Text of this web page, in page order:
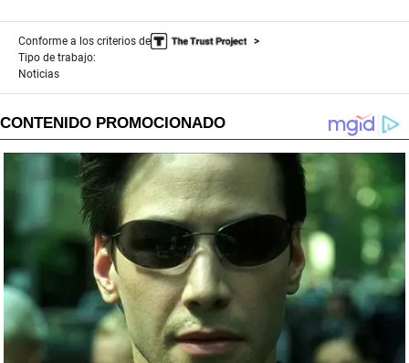
Conforme a los criterios de
Tipo de trabajo:
Noticias